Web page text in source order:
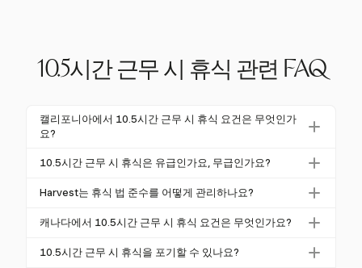
10.5시간 근무 시 휴식 관련 FAQ
캘리포니아에서 10.5시간 근무 시 휴식 요건은 무엇인가
요?
캘리포니아에서는 10.5시간 근무하는 직원이 4시간마
받을 수 있습니다. 이는 주 노동 법을 준수하는 것입니
10.5시간 근무 시 휴식은 유급인가요, 무급인가요?
일반적으로 20분 이하의 짧은 휴식은 고용주가 제공하
모든 의무에서 완전히 해방된 경우 무급으로 간주될 수
Harvest는 휴식 법 준수를 어떻게 관리하나요?
Harvest는 근무 시간과 휴식을 추적하여 법적 요건 준
동 법을 준수하는 데 도움이 됩니다.
캐나다에서 10.5시간 근무 시 휴식 요건은 무엇인가요?
캐나다에서는 연방 규제 직원이 10.5시간 근무 시 두
10.5시간 근무 시 휴식을 포기할 수 있나요?